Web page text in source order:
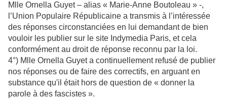
Mlle Ornella Guyet – alias « Marie-Anne Boutoleau » -,
l’Union Populaire Républicaine a transmis à l’intéressée
des réponses circonstanciées en lui demandant de bien
vouloir les publier sur le site Indymedia Paris, et cela
conformément au droit de réponse reconnu par la loi.
4°) Mlle Ornella Guyet a continuellement refusé de publier
nos réponses ou de faire des correctifs, en arguant en
substance qu'il était hors de question de « donner la
parole à des fascistes ».